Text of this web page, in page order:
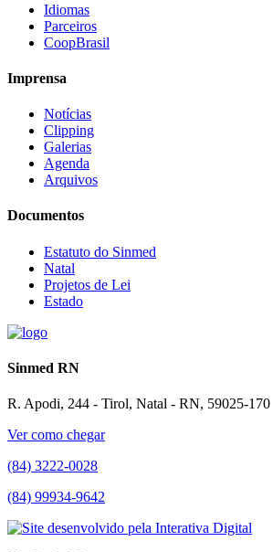
Idiomas
Parceiros
CoopBrasil
Imprensa
Notícias
Clipping
Galerias
Agenda
Arquivos
Documentos
Estatuto do Sinmed
Natal
Projetos de Lei
Estado
Sinmed RN
R. Apodi, 244 - Tirol, Natal - RN, 59025-170
Ver como chegar
(84) 3222-0028
(84) 99934-9642